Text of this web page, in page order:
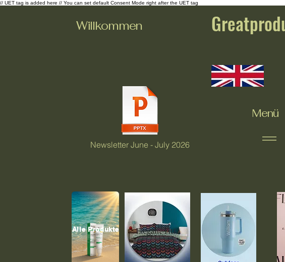
// UET tag is added here // You can set default Consent Mode right after the UET tag
Willkommen
Newsletter June - July 2026
Menü
Alle Produkte